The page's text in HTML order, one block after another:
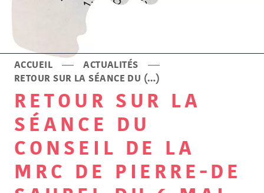
ACCUEIL
ACTUALITÉS
RETOUR SUR LA SÉANCE DU (…)
RETOUR SUR LA
SÉANCE DU
CONSEIL DE LA
MRC DE PIERRE-DE